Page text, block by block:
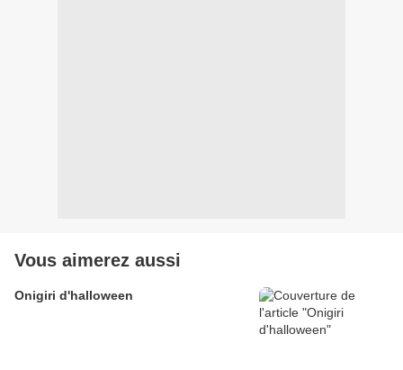
Vous aimerez aussi
Onigiri d'halloween